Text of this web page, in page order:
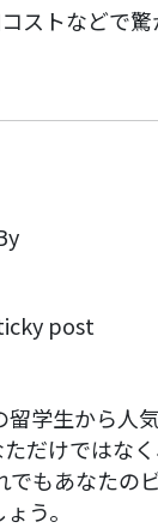
ストなどで驚
post
学生から
だけではな
もあなた
う。